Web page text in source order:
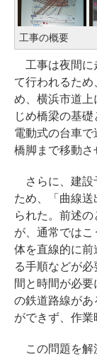
工事の概要
工事は夜間に
て行われるた
め、横浜市道
じめ橋梁の基
電動式の台車
橋脚まで移動さ
さらに、建設
ため、「曲線
られた。前述
が、通常では
体を直線的に
る手順などが
間と時間が必
の鉄道路線があ
ができず、作業
この問題を解